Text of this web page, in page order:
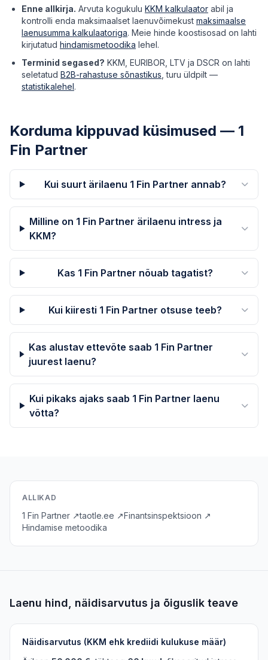
Enne allkirja. Arvuta kogukulu KKM kalkulaator abil ja
kontrolli enda maksimaalset laenuvõimekust maksimaalse
laenusumma kalkulaatoriga. Meie hinde koostisosad on lahti
kirjutatud hindamismetoodika lehel.
Terminid segased? KKM, EURIBOR, LTV ja DSCR on lahti
seletatud B2B-rahastuse sõnastikus , turu üldpilt —
statistikalehel.
Korduma kippuvad küsimused — 1
Fin Partner
Kui suurt ärilaenu 1 Fin Partner annab?
Milline on 1 Fin Partner ärilaenu intress ja
KKM?
Kas 1 Fin Partner nõuab tagatist?
Kui kiiresti 1 Fin Partner otsuse teeb?
Kas alustav ettevõte saab 1 Fin Partner
juurest laenu?
Kui pikaks ajaks saab 1 Fin Partner laenu
võtta?
ALLIKAD
1 Fin Partner ↗taotle.ee ↗Finantsinspektsioon ↗
Hindamise metoodika
Laenu hind, näidisarvutus ja õiguslik teave
Näidisarvutus (KKM ehk krediidi kulukuse määr)